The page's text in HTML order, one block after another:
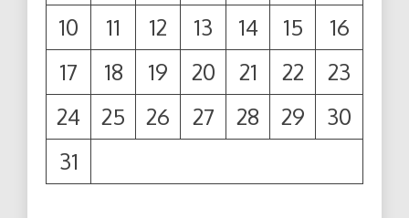
10
11 12 13 14 15
16
17
18 19 20 21 22
23
24
25 26 27 28 29
30
31